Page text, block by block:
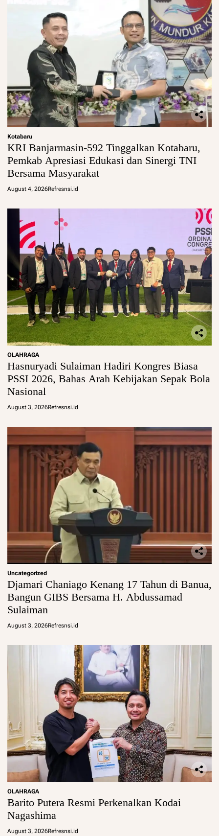
Kotabaru
KRI Banjarmasin-592 Tinggalkan Kotabaru,
Pemkab Apresiasi Edukasi dan Sinergi TNI
Bersama Masyarakat
August 4, 2026Refresnsi.id
OLAHRAGA
Hasnuryadi Sulaiman Hadiri Kongres Biasa
PSSI 2026, Bahas Arah Kebijakan Sepak Bola
Nasional
August 3, 2026Refresnsi.id
Uncategorized
Djamari Chaniago Kenang 17 Tahun di Banua,
Bangun GIBS Bersama H. Abdussamad
Sulaiman
August 3, 2026Refresnsi.id
OLAHRAGA
Barito Putera Resmi Perkenalkan Kodai
Nagashima
August 3, 2026Refresnsi.id